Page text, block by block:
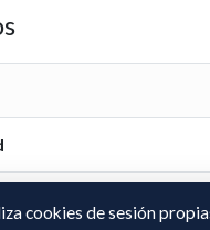
cookies de sesión